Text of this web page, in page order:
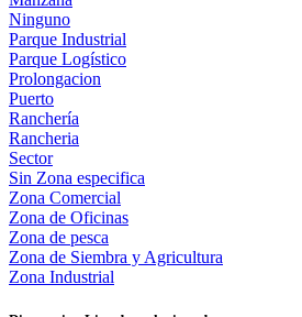
Ninguno
Parque Industrial
Parque Logístico
Prolongacion
Puerto
Ranchería
Rancheria
Sector
Sin Zona especifica
Zona Comercial
Zona de Oficinas
Zona de pesca
Zona de Siembra y Agricultura
Zona Industrial